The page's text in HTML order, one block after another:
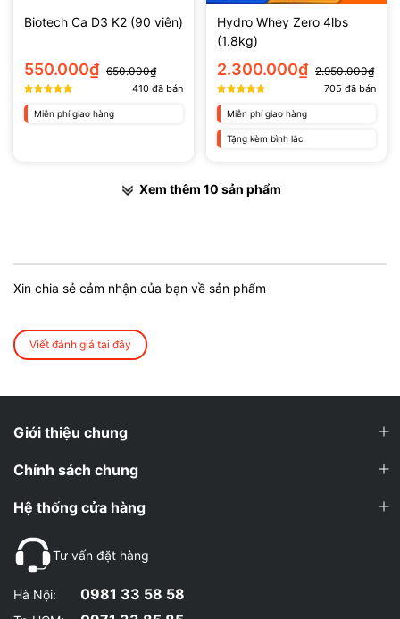
Biotech Ca D3 K2 (90 viên)
550.000₫ 650.000₫
410 đã bán
Miễn phí giao hàng
Hydro Whey Zero 4lbs
(1.8kg)
2.300.000₫ 2.950.000₫
705 đã bán
Miễn phí giao hàng
Tặng kèm bình lắc
Xem thêm 10 sản phẩm
Xin chia sẻ cảm nhận của bạn về sản phẩm
Viết đánh giá tại đây
Giới thiệu chung
Chính sách chung
Hệ thống cửa hàng
Tư vấn đặt hàng
Hà Nội: 0981 33 58 58